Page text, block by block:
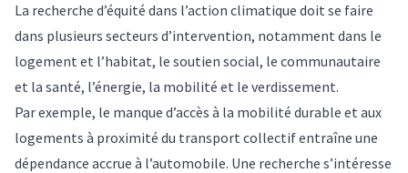
La recherche d’équité dans l’action climatique doit se faire
dans plusieurs secteurs d’intervention, notamment dans le
logement et l’habitat, le soutien social, le communautaire
et la santé, l’énergie, la mobilité et le verdissement.
Par exemple, le manque d’accès à la mobilité durable et aux
logements à proximité du transport collectif entraîne une
dépendance accrue à l’automobile. Une recherche s’intéresse